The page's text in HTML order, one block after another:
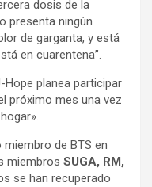
dosis de la
presenta ningún
de garganta, y está
en cuarentena”.
Hope planea participar
próximo mes una vez
de BTS en
miembros SUGA, RM,
se han recuperado